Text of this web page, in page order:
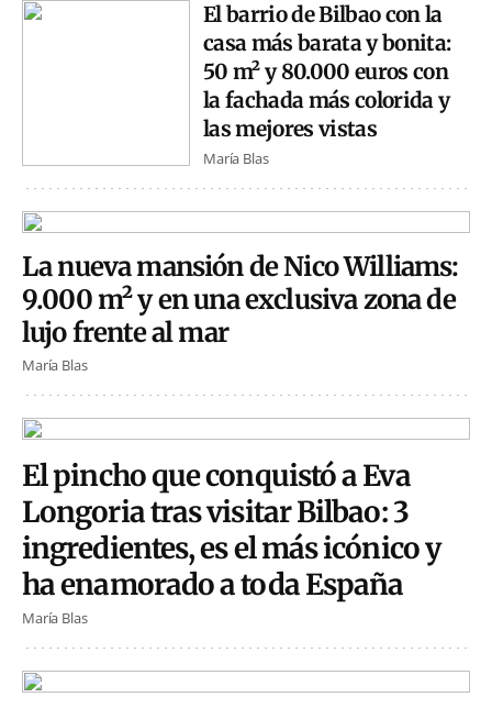
El barrio de Bilbao con la
casa más barata y bonita:
50 m² y 80.000 euros con
la fachada más colorida y
las mejores vistas
María Blas
La nueva mansión de Nico Williams:
9.000 m² y en una exclusiva zona de
lujo frente al mar
María Blas
El pincho que conquistó a Eva
Longoria tras visitar Bilbao: 3
ingredientes, es el más icónico y
ha enamorado a toda España
María Blas